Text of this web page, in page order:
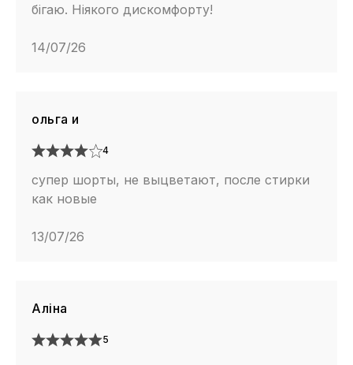
бігаю. Ніякого дискомфорту!
14/07/26
ольга и
4
супер шорты, не выцветают, после стирки
как новые
13/07/26
Аліна
5